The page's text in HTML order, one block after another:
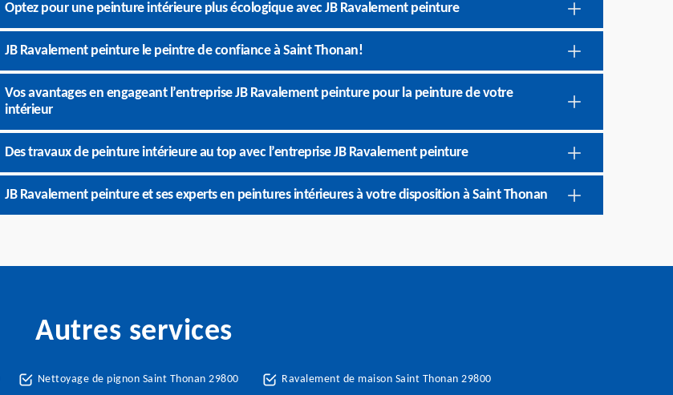
Optez pour une peinture intérieure plus écologique avec JB Ravalement peinture
JB Ravalement peinture le peintre de confiance à Saint Thonan!
Vos avantages en engageant l’entreprise JB Ravalement peinture pour la peinture de votre
intérieur
Des travaux de peinture intérieure au top avec l’entreprise JB Ravalement peinture
JB Ravalement peinture et ses experts en peintures intérieures à votre disposition à Saint Thonan
Autres services
Nettoyage de pignon Saint Thonan 29800 Ravalement de maison Saint Thonan 29800